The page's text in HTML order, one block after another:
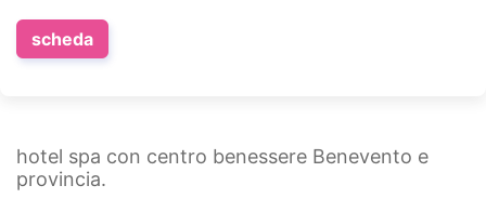
scheda
hotel spa con centro benessere Benevento e
provincia.